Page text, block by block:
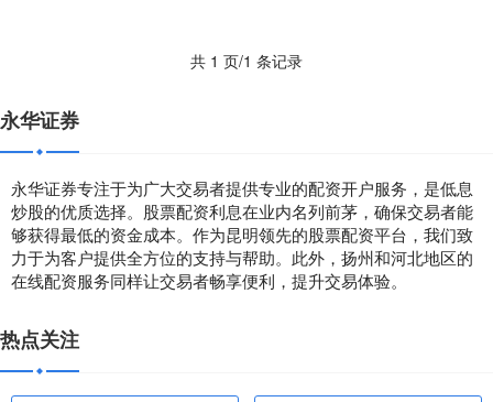
共 1 页/1 条记录
永华证券
永华证券专注于为广大交易者提供专业的配资开户服务，是低息
炒股的优质选择。股票配资利息在业内名列前茅，确保交易者能
够获得最低的资金成本。作为昆明领先的股票配资平台，我们致
力于为客户提供全方位的支持与帮助。此外，扬州和河北地区的
在线配资服务同样让交易者畅享便利，提升交易体验。
热点关注